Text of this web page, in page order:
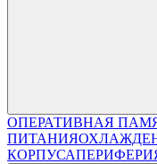
ОПЕРАТИВНАЯ
ПИТАНИЯ
КОРПУСА